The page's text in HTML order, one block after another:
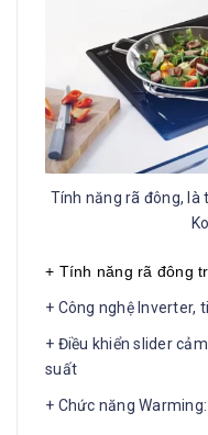
Tính năng rã đông, là
+ Tính năng rã đông
+ Công nghệ Inverter,
+ Điều khiển slider
suất
+ Chức năng